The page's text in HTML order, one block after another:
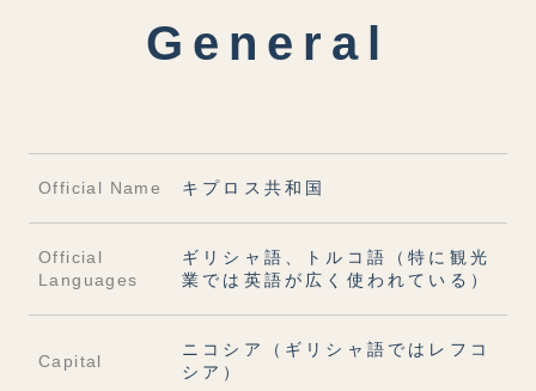
General
Official Name キプロス共和国
Official
Languages
ギリシャ語、トルコ語（特に観光
業では英語が広く使われている）
Capital
ニコシア（ギリシャ語ではレフコ
シア）